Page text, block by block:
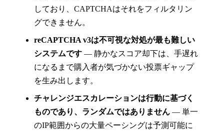
しており、CAPTCHAはそれをフィルタリン
グできません。
reCAPTCHA v3は不可視な対処が最も難しい
システムです — 静かなスコア却下は、手遅れ
になるまで購入者が気づかない投票ギャップ
を生み出します。
チャレンジエスカレーションは行動に基づく
ものであり、ランダムではありません — 単一
のIP範囲からの大量ペーシングは予測可能に